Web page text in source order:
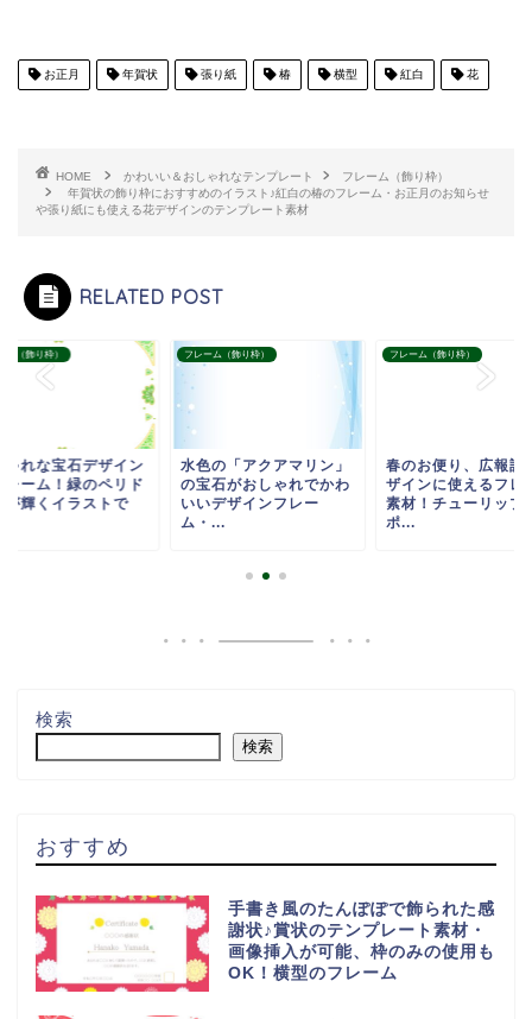
お正月 年賀状 張り紙 椿 横型 紅白 花
HOME かわいい＆おしゃれなテンプレート
フレーム（飾り枠）
年賀状の飾り枠におすすめのイラスト♪紅白の椿のフレーム・お正月のお知らせ
や張り紙にも使える花デザインのテンプレート素材
RELATED POST
ム（飾り枠）
ゃれな宝石デザイン
レーム！緑のペリド
が輝くイラストで
フレーム（飾り枠）
水色の「アクアマリン」
の宝石がおしゃれでかわ
いいデザインフレー
ム・...
フレーム（飾り枠）
春のお便り、広報誌
ザインに使えるフレ
素材！チューリップ
ポ...
検索
検索
おすすめ
手書き風のたんぽぽで飾られた感
謝状♪賞状のテンプレート素材・
画像挿入が可能、枠のみの使用も
OK！横型のフレーム